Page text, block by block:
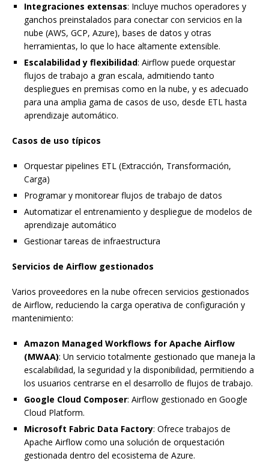
Integraciones extensas: Incluye muchos operadores y
ganchos preinstalados para conectar con servicios en la
nube (AWS, GCP, Azure), bases de datos y otras
herramientas, lo que lo hace altamente extensible.
Escalabilidad y flexibilidad: Airflow puede orquestar
flujos de trabajo a gran escala, admitiendo tanto
despliegues en premisas como en la nube, y es adecuado
para una amplia gama de casos de uso, desde ETL hasta
aprendizaje automático.
Casos de uso típicos
Orquestar pipelines ETL (Extracción, Transformación,
Carga)
Programar y monitorear flujos de trabajo de datos
Automatizar el entrenamiento y despliegue de modelos de
aprendizaje automático
Gestionar tareas de infraestructura
Servicios de Airflow gestionados
Varios proveedores en la nube ofrecen servicios gestionados
de Airflow, reduciendo la carga operativa de configuración y
mantenimiento:
Amazon Managed Workflows for Apache Airflow
(MWAA): Un servicio totalmente gestionado que maneja la
escalabilidad, la seguridad y la disponibilidad, permitiendo a
los usuarios centrarse en el desarrollo de flujos de trabajo.
Google Cloud Composer: Airflow gestionado en Google
Cloud Platform.
Microsoft Fabric Data Factory: Ofrece trabajos de
Apache Airflow como una solución de orquestación
gestionada dentro del ecosistema de Azure.